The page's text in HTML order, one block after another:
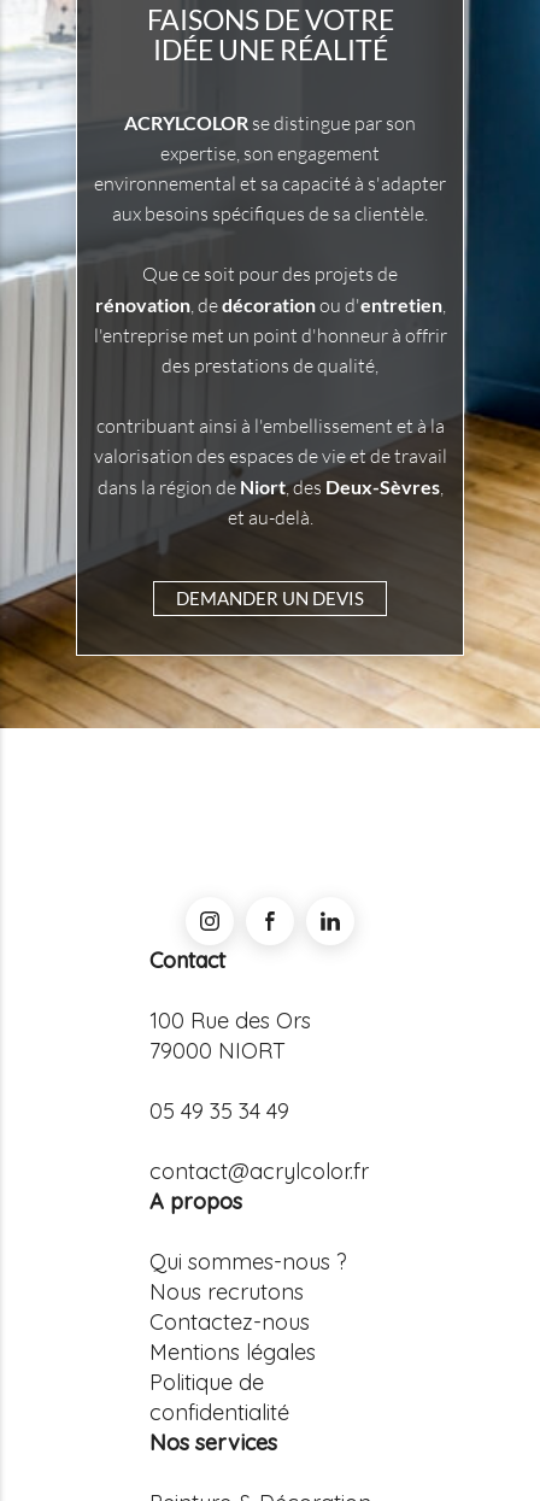
FAISONS DE VOTRE
IDÉE UNE RÉALITÉ
ACRYLCOLOR se distingue par son
expertise, son engagement
environnemental et sa capacité à s'adapter
aux besoins spécifiques de sa clientèle.
Que ce soit pour des projets de
rénovation, dedécorationou d'entretien,
l'entreprise met un point d'honneur à offrir
des prestations de qualité,
contribuant ainsi à l'embellissement et à la
valorisation des espaces de vie et de travail
dans la région de Niort, des Deux-Sèvres,
et au-delà.
DEMANDER UN DEVIS
Contact
100 Rue des Ors
79000 NIORT
05 49 35 34 49
contact@acrylcolor.fr
A propos
Qui sommes-nous ?
Nous recrutons
Contactez-nous
Mentions légales
Politique de
confidentialité
Nos services